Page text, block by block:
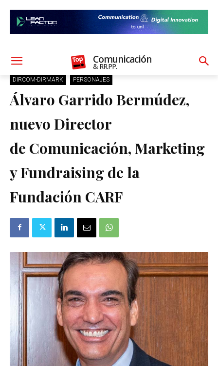
Comunicación
& RR.PP.
DIRCOM-DIRMARK PERSONAJES
Álvaro Garrido Bermúdez,
nuevo Director
de Comunicación, Marketing
y Fundraising de la
Fundación CARF